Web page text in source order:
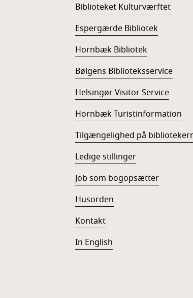
Biblioteket Kulturværftet
Espergærde Bibliotek
Hornbæk Bibliotek
Bølgens Biblioteksservice
Helsingør Visitor Service
Hornbæk Turistinformation
Tilgængelighed på
Ledige stillinger
Job som bogopsætter
Husorden
Kontakt
In English